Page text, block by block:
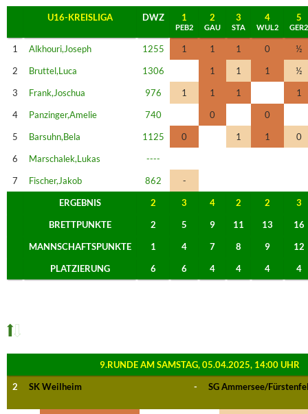
U16-KREISLIGA DWZ 1
PEB2
2
GAU
3
STA
4
WUL2
5
GER2
1 Alkhouri,Joseph 1255 1 1 1 0
½
2
Bruttel,Luca 1306 1 1 1
½
3
Frank,Joschua 976 1 1 1
1
4
Panzinger,Amelie 740 0
0
5
Barsuhn,Bela 1125 0 1 1
0
6
Marschalek,Lukas
----
7
Fischer,Jakob 862
-
ERGEBNIS
2 3 4 2 2
3
BRETTPUNKTE
2 5 9 11 13
16
MANNSCHAFTSPUNKTE
1 4 7 8 9
12
PLATZIERUNG
6 6 4 4 4 4
9.RUNDE AM SAMSTAG, 05.04.2025, 14:00 UHR
2
SK Weilheim - SG Ammersee/